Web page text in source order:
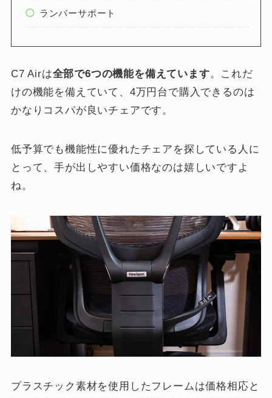
ランバーサポート
C7 Airは全部で6つの機能を備えています。これだ
けの機能を備えていて、4万円台で購入できるのは
かなりコスパが良いチェアです。
低予算でも機能性に優れたチェアを探している人に
とって、手が出しやすい価格なのは嬉しいですよ
ね。
プラスチック素材を使用したフレームは価格相応と